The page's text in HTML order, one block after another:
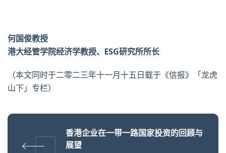
何国俊教授
港大经管学院经济学教授、ESG研究所所长
（本文同时于二零二三年十一月十五日载于《信报》「龙虎
山下」专栏）
香港企业在一带一路国家投资的回顾与
展望